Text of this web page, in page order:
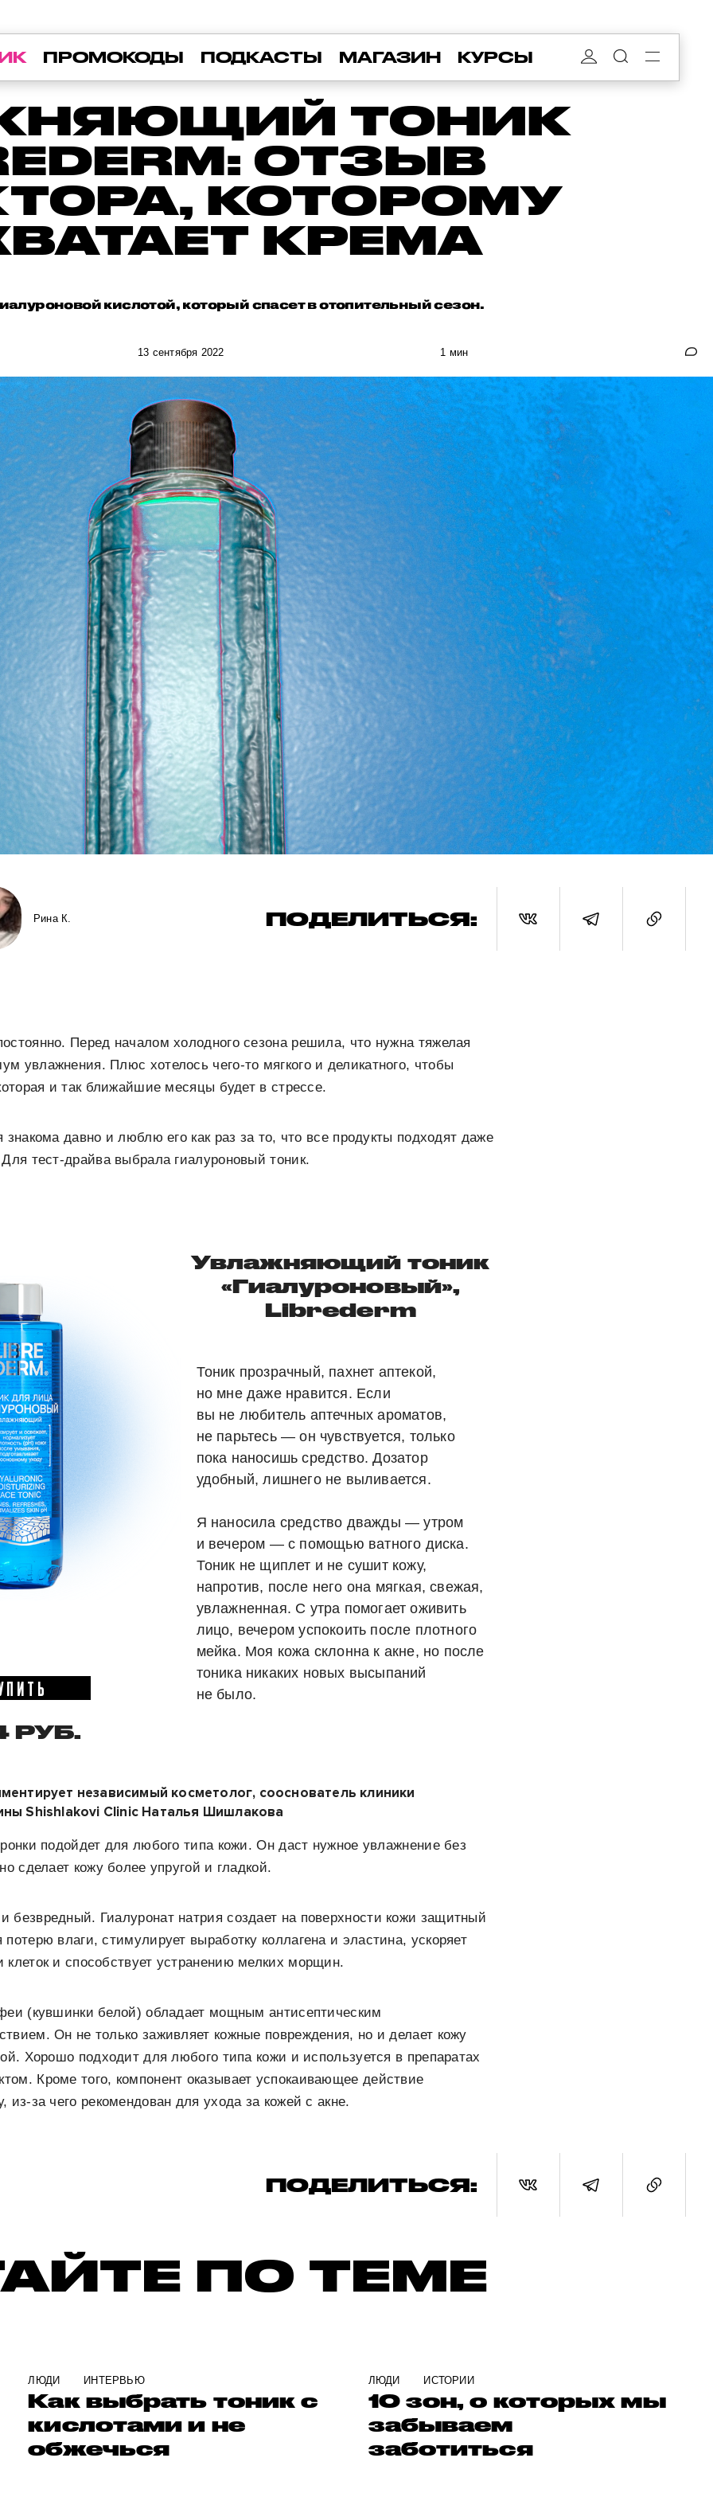
ПРОМОКОДЫ ПОДКАСТЫ МАГАЗИН КУРСЫ
ТОНИК
ОТЗЫВ
КОТОРОМУ
КРЕМА
кислотой, который спасет в отопительный сезон.
13 сентября 2022 1 мин
Рина К. ПОДЕЛИТЬСЯ:
Перед началом холодного сезона решила, что нужна тяжелая
увлажнения. Плюс хотелось чего-то мягкого и деликатного, чтобы
и так ближайшие месяцы будет в стрессе.
давно и люблю его как раз за то, что все продукты подходят даже
тест-драйва выбрала гиалуроновый тоник.
РУБ.
Увлажняющий тоник
«Гиалуроновый»,
Librederm
Тоник прозрачный, пахнет аптекой,
но мне даже нравится. Если
вы не любитель аптечных ароматов,
не парьтесь — он чувствуется, только
пока наносишь средство. Дозатор
удобный, лишнего не выливается.
Я наносила средство дважды — утром
и вечером — с помощью ватного диска.
Тоник не щиплет и не сушит кожу,
напротив, после него она мягкая, свежая,
увлажненная. С утра помогает оживить
лицо, вечером успокоить после плотного
мейка. Моя кожа склонна к акне, но после
тоника никаких новых высыпаний
не было.
независимый косметолог, сооснователь клиники
Shishlakovi Clinic Наталья Шишлакова
подойдет для любого типа кожи. Он даст нужное увлажнение без
сделает кожу более упругой и гладкой.
безвредный. Гиалуронат натрия создает на поверхности кожи защитный
влаги, стимулирует выработку коллагена и эластина, ускоряет
клеток и способствует устранению мелких морщин.
(кувшинки белой) обладает мощным антисептическим
Он не только заживляет кожные повреждения, но и делает кожу
Хорошо подходит для любого типа кожи и используется в препаратах
Кроме того, компонент оказывает успокаивающее действие
из-за чего рекомендован для ухода за кожей с акне.
ПОДЕЛИТЬСЯ:
ПО ТЕМЕ
ЛЮДИ ИНТЕРВЬЮ
Как выбрать тоник с
кислотами и не
обжечься
ЛЮДИ ИСТОРИИ
10 зон, о которых мы
забываем
заботиться